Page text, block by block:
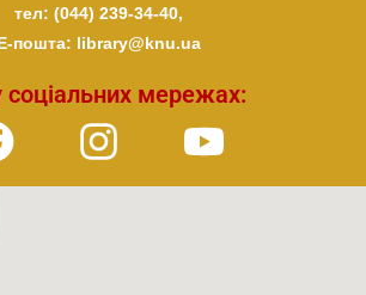
мережах:
тел: (044) 239-34-40,
пошта: library@knu.ua